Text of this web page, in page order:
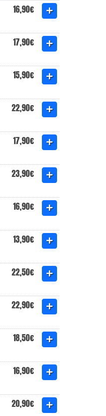
16,90€
17,90€
15,90€
22,90€
17,90€
23,90€
16,90€
13,90€
22,50€
22,90€
18,50€
16,90€
20,90€